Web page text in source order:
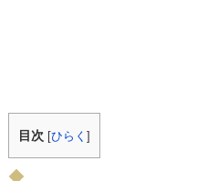
目次 [ひらく]